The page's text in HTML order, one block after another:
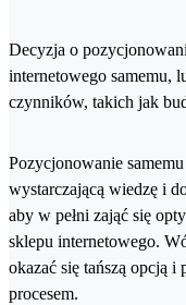
Decyzja o
internetowego samemu,
czynników, takich jak
Pozycjonowanie
wystarczającą wiedzę i
aby w pełni zająć się
sklepu internetowego.
okazać się tańszą opcją
procesem.